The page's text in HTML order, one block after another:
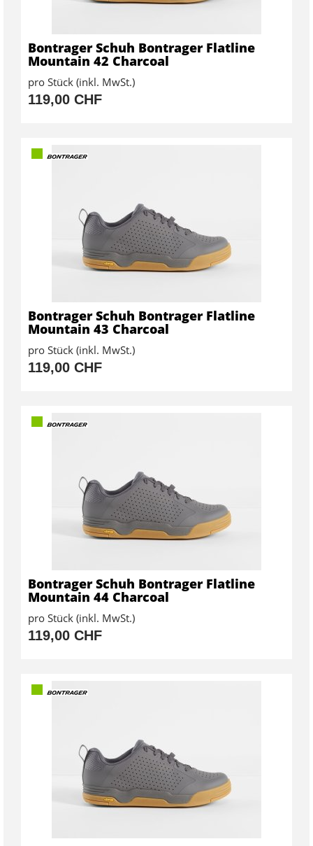
Bontrager Schuh Bontrager Flatline
Mountain 42 Charcoal
pro Stück (inkl. MwSt.)
119,00 CHF
Bontrager Schuh Bontrager Flatline
Mountain 43 Charcoal
pro Stück (inkl. MwSt.)
119,00 CHF
Bontrager Schuh Bontrager Flatline
Mountain 44 Charcoal
pro Stück (inkl. MwSt.)
119,00 CHF